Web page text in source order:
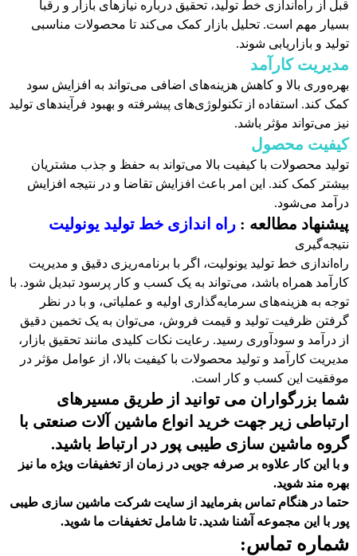
قبل از راه‌اندازی خط تولید، تحقیق درباره نیازهای بازار و رقبا
بسیار مهم است. تحلیل بازار کمک می‌کند تا محصولات مناسبی
تولید و بازاریابی شوند.
مدیریت کارآمد
بهره‌وری بالا و کاهش هزینه‌های اضافی می‌تواند به افزایش سود
کمک کند. استفاده از تکنولوژی‌های پیشرفته و بهبود فرآیندهای تولید
نیز می‌تواند مؤثر باشد.
کیفیت محصول
تولید محصولات با کیفیت بالا می‌تواند به حفظ و جذب مشتریان
بیشتر کمک کند. این امر باعث افزایش تقاضا و در نتیجه افزایش
درآمد می‌شود.
پیشنهاد مطالعه : راه اندازی خط تولید یونولیت
نتیجه‌گیری
راه‌اندازی خط تولید یونولیت، اگر با برنامه‌ریزی دقیق و مدیریت
کارآمد همراه باشد، می‌تواند به یک کسب و کار پرسود تبدیل شود. با
توجه به هزینه‌های سرمایه‌گذاری اولیه و عملیاتی، و با در نظر
گرفتن ظرفیت تولید و قیمت فروش، می‌توان به یک تخمین دقیق
از درآمد و سودآوری رسید. رعایت نکات کلیدی مانند تحقیق بازار،
مدیریت کارآمد و تولید محصولات با کیفیت بالا، از عوامل مؤثر در
موفقیت این کسب و کار است.
شما بزرگواران می توانید از طریق مسیرهای
ارتباطی زیر جهت خرید انواع ماشین آلات صنعتی با
گروه ماشین سازی طیبی پور در ارتباط باشید.
و با این کار علاوه بر صرفه جویی در زمان از تخفیفات ویژه ما نیز
بهره مند شوید.
حتما در هنگام تماس بفرمایید از سایت شرکت ماشین سازی طیبی
پور با این مجموعه آشنا شدید. تا شامل تخفیفات ما شوید.
شماره تماس: